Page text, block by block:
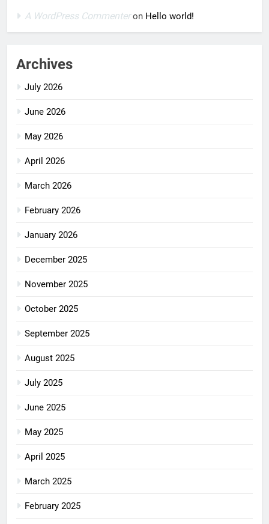
A WordPress Commenteron Hello world!
Archives
July 2026
June 2026
May 2026
April 2026
March 2026
February 2026
January 2026
December 2025
November 2025
October 2025
September 2025
August 2025
July 2025
June 2025
May 2025
April 2025
March 2025
February 2025